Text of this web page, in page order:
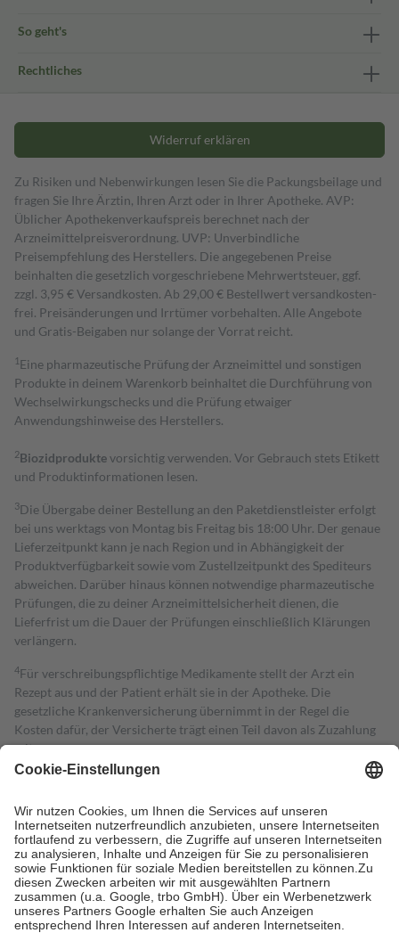
So geht's
Rechtliches
Widerruf erklären
Zu Risiken und Nebenwirkungen lesen Sie die Packungsbeilage und
fragen Sie Ihre Ärztin, Ihren Arzt oder in Ihrer Apotheke. AVP:
Üblicher Apothekenverkaufspreis berechnet nach der
Arzneimittelpreisverordnung. UVP: Unverbindliche
Preisempfehlung des Herstellers. Die angegebenen Preise
beinhalten die gesetzlich vorgeschriebene Mehrwertsteuer, ggf.
zzgl. 3,95 € Versandkosten. Ab 29,00 € Bestell­wert versand­kosten­
frei. Preisänderungen und Irrtümer vorbehalten. Alle Angebote
und Gratis-Beigaben nur solange der Vorrat reicht.
1 Eine pharmazeutische Prüfung der Arzneimittel und sonstigen
Produkte in deinem Warenkorb beinhaltet die Durchführung von
Wechselwirkungschecks und die Prüfung etwaiger
Anwendungshinweise des Herstellers.
2Biozidproduktevorsichtig verwenden. Vor Gebrauch stets Etikett
und Produktinformationen lesen.
3Die Übergabe deiner Bestellung an den Paketdienstleister erfolgt
bei uns werktags von Montag bis Freitag bis 18:00 Uhr. Der genaue
Lieferzeitpunkt kann je nach Region und in Abhängigkeit der
Produktverfügbarkeit sowie vom Zustellzeitpunkt des Spediteurs
abweichen. Darüber hinaus können notwendige pharmazeutische
Prüfungen, die zu deiner Arzneimittelsicherheit dienen, die
Lieferfrist um die Dauer der Prüfungen einschließlich Klärungen
verlängern.
4Für verschreibungspflichtige Medikamente stellt der Arzt ein
Rezept aus und der Patient erhält sie in der Apotheke. Die
gesetzliche Krankenversicherung übernimmt in der Regel die
Kosten dafür, der Versicherte trägt einen Teil davon als Zuzahlung
mit.
Grundsätzlich leisten Mitglieder Zuzahlungen in Höhe von zehn
höchstens zehn Euro.
Es sind jedoch nie mehr als die tatsächlichen
Kosten der Leistung zu entrichten.
Diese Regeln gelten grundsätzlich auch für Online-Apotheken.
Bei Heilmitteln und häuslicher Krankenpflege beträgt die
Zuzahlung zehn Prozent der Kosten sowie zehn Euro je
Verordnung.
Um das Engagement der Versicherten für ihre eigene Gesundheit zu
stärken und die besondere Stellung der Familie zu unterstützen,